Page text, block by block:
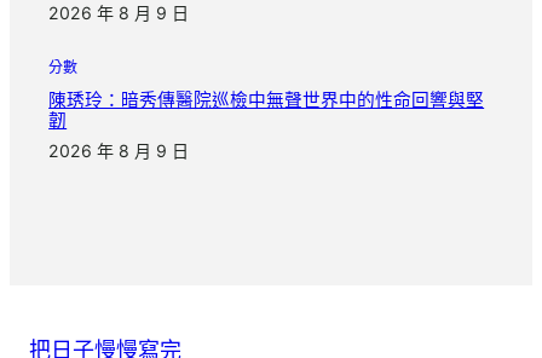
2026 年 8 月 9 日
分數
陳琇玲：暗秀傳醫院巡檢中無聲世界中的性命回響與堅
韌
2026 年 8 月 9 日
把日子慢慢寫完